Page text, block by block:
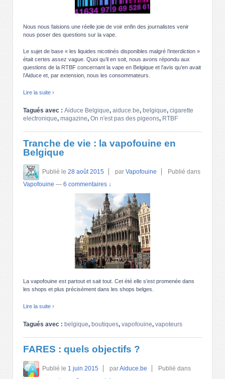
Nous nous faisions une réelle joie de voir enfin des journalistes venir
nous poser des questions sur la vape.
Le sujet de base « les liquides nicotinés disponibles malgré l’interdiction »
était certes assez vague. Quoi qu’il en soit, nous avons répondu aux
questions de la RTBF concernant la vape en Belgique et l’avis qu’en avait
l’Aiduce et, par extension, nous les consommateurs.
Lire la suite ›
Tagués avec : Aiduce Belgique, aiduce.be, belgique, cigarette
electronique, magazine, On n'est pas des pigeons, RTBF
Tranche de vie : la vapofouine en
Belgique
Publié le 28 août 2015 par Vapofouine
Publié dans
Vapofouine — 6 commentaires ↓
La vapofouine est partout et sait tout. Cet été elle s’est promenée dans
les shops et plus précisément dans les shops belges.
Lire la suite ›
Tagués avec : belgique, boutiques, vapofouine, vapoteurs
FARES : quels objectifs ?
Publié le 1 juin 2015 parAiduce.be
Publié dans